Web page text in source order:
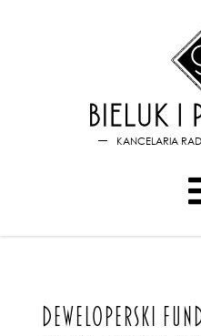
KANCELARIA
DEWELOPERSKI